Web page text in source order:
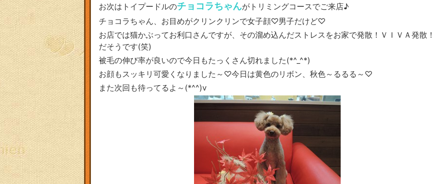
お次はトイプードルのチョコラちゃんがトリミングコースでご来店♪
チョコラちゃん、お目めがクリンクリンで女子顔♡男子だけど♡
お店では猫かぶってお利口さんですが、その溜め込んだストレスをお家で発散！ＶＩＶＡ発散！
だそうです(笑)
被毛の伸び率が良いので今日もたっくさん切れました(*^_^*)
お顔もスッキリ可愛くなりました～♡今日は黄色のリボン、秋色～るるる～♡
また次回も待ってるよ～(*^^)v